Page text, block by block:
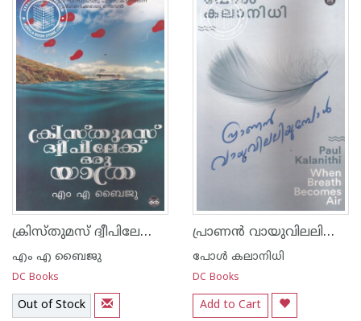
ക്രിസ്തുമസ് ദ്വീപിലേക്ക് ഒരു യാത്ര
എം എ ബൈജു
DC Books
Out of Stock
പ്രാണന്‍ വായുവിലലിയുമ്പോള്‍
പോള്‍ കലാനിധി
DC Books
Add to Cart